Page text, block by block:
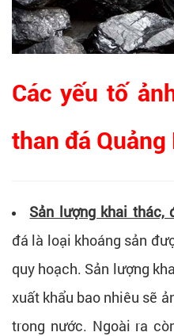
Các yếu tố
than đá Quảng
Sản lượng khai thác,
đá là loại khoáng sản
quy hoạch. Sản lượng
xuất khẩu bao nhiêu sẽ
trong nước. Ngoài ra